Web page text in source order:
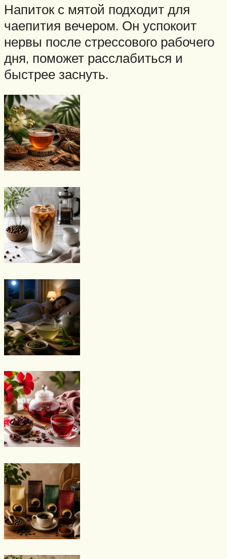
Напиток с мятой подходит для
чаепития вечером. Он успокоит
нервы после стрессового рабочего
дня, поможет расслабиться и
быстрее заснуть.